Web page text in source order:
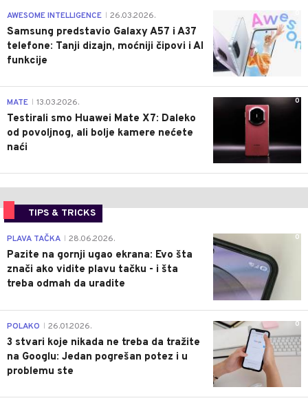
AWESOME INTELLIGENCE 26.03.2026.
Samsung predstavio Galaxy A57 i A37
telefone: Tanji dizajn, moćniji čipovi i AI
funkcije
0
MATE 13.03.2026.
Testirali smo Huawei Mate X7: Daleko
od povoljnog, ali bolje kamere nećete
naći
TIPS & TRICKS
0
PLAVA TAČKA 28.06.2026.
Pazite na gornji ugao ekrana: Evo šta
znači ako vidite plavu tačku - i šta
treba odmah da uradite
0
POLAKO 26.01.2026.
3 stvari koje nikada ne treba da tražite
na Googlu: Jedan pogrešan potez i u
problemu ste